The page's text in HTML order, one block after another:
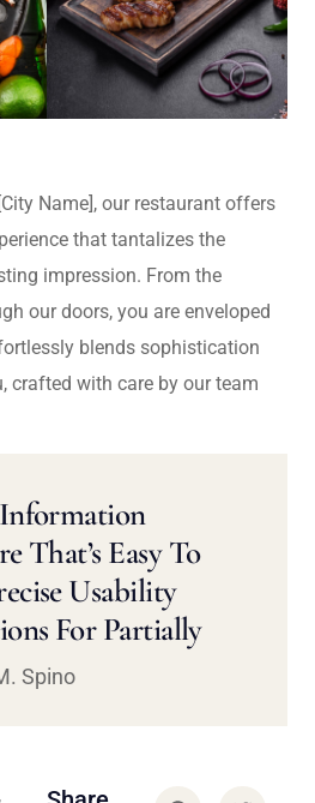
Name], our restaurant offers
that tantalizes the
impression. From the
our doors, you are enveloped
blends sophistication
crafted with care by our team
That’s Easy To
Usability
For Partially
Spino